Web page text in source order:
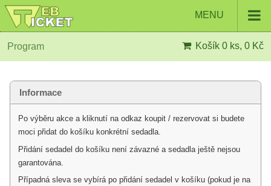
MENU
Program Košík 0 ks, 0 Kč
Informace
Po výběru akce a kliknutí na odkaz koupit / rezervovat si budete
moci přidat do košíku konkrétní sedadla.
Přidání sedadel do košíku není závazné a sedadla ještě nejsou
garantována.
Případná sleva se vybírá po přidání sedadel v košíku (pokud je na